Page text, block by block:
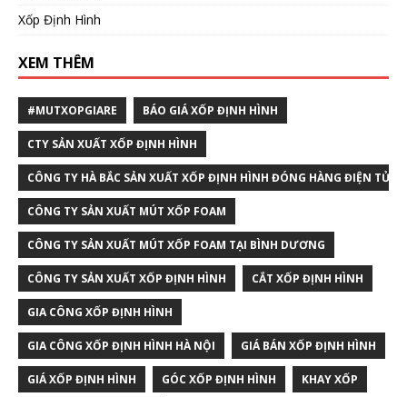
Xốp Định Hình
XEM THÊM
#MUTXOPGIARE BÁO GIÁ XỐP ĐỊNH HÌNH
CTY SẢN XUẤT XỐP ĐỊNH HÌNH
CÔNG TY HÀ BẮC SẢN XUẤT XỐP ĐỊNH HÌNH ĐÓNG HÀNG ĐIỆN TỬ
CÔNG TY SẢN XUẤT MÚT XỐP FOAM
CÔNG TY SẢN XUẤT MÚT XỐP FOAM TẠI BÌNH DƯƠNG
CÔNG TY SẢN XUẤT XỐP ĐỊNH HÌNH CẮT XỐP ĐỊNH HÌNH
GIA CÔNG XỐP ĐỊNH HÌNH
GIA CÔNG XỐP ĐỊNH HÌNH HÀ NỘI GIÁ BÁN XỐP ĐỊNH HÌNH
GIÁ XỐP ĐỊNH HÌNH GÓC XỐP ĐỊNH HÌNH KHAY XỐP